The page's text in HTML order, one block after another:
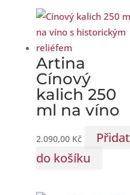
Artina
Cínový
kalich 250
ml na víno
2.090,00 Kč
Přidat
do košíku